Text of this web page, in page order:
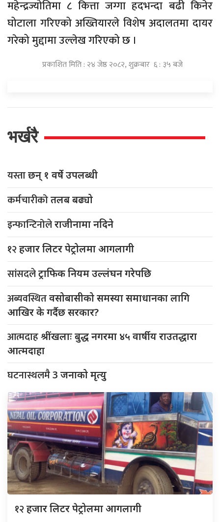
महेन्द्रज्योतिमा ८ कित्ता जग्गा हदभन्दा बढी किनेर
घोटाला गरिएको अख्तियारले विशेष अदालतमा दायर
गरेको मुद्दामा उल्लेख गरिएको छ ।
प्रकाशित मिति : २४ जेष्ठ २०८२, शुक्रबार ६ : ३५ बजे
भर्खरै
यस्ताछन् १ वर्षे उपलब्धी
कर्मचारीकोतलब बढ्यो
इन्फान्टिनोलेराजीनामा नदिने
१२हजार लिटर पेट्रोलमा आगलागी
सांसदलेट्राफिक नियम उल्लंघन गरेपछि
अब्यवस्थितवसोबासीको समस्या समाधानका लागि
आखिर के गर्दैछ सरकार?
आत्मदाहश्रींखलाः बुद्ध नगरमा ४५ वार्षीय राउतद्धारा
आत्मदाहा
घटनास्थलमै3 जनाको मृत्यु
१२हजार लिटर पेट्रोलमा आगलागी